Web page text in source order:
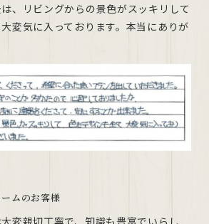
、リビングからの景色がスッキリして
変気に入っております。本当にありが
ムのお客様